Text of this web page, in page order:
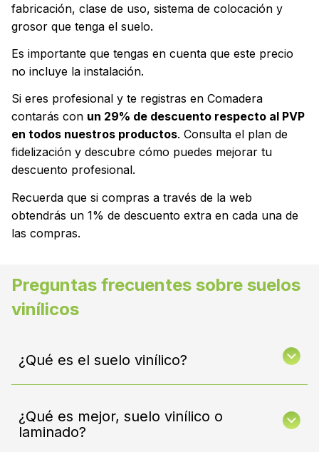
fabricación, clase de uso, sistema de colocación y
grosor que tenga el suelo.
Es importante que tengas en cuenta que este precio
no incluye la instalación.
Si eres profesional y te registras en Comadera
contarás con un 29% de descuento respecto al PVP
en todos nuestros productos. Consulta el plan de
fidelización y descubre cómo puedes mejorar tu
descuento profesional.
Recuerda que si compras a través de la web
obtendrás un 1% de descuento extra en cada una de
las compras.
Preguntas frecuentes sobre suelos
vinílicos
¿Qué es el suelo vinílico?
Es un tipo de suelo que imita el acabado de la
con diferentes materiales sintéticos. Destaca
por su resistencia al agua y facilidad de
¿Qué es mejor, suelo vinílico o
laminado?